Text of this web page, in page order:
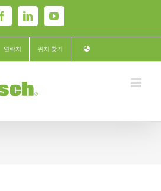
FacebookLinkedInYouTube
연락처 위치 찾기